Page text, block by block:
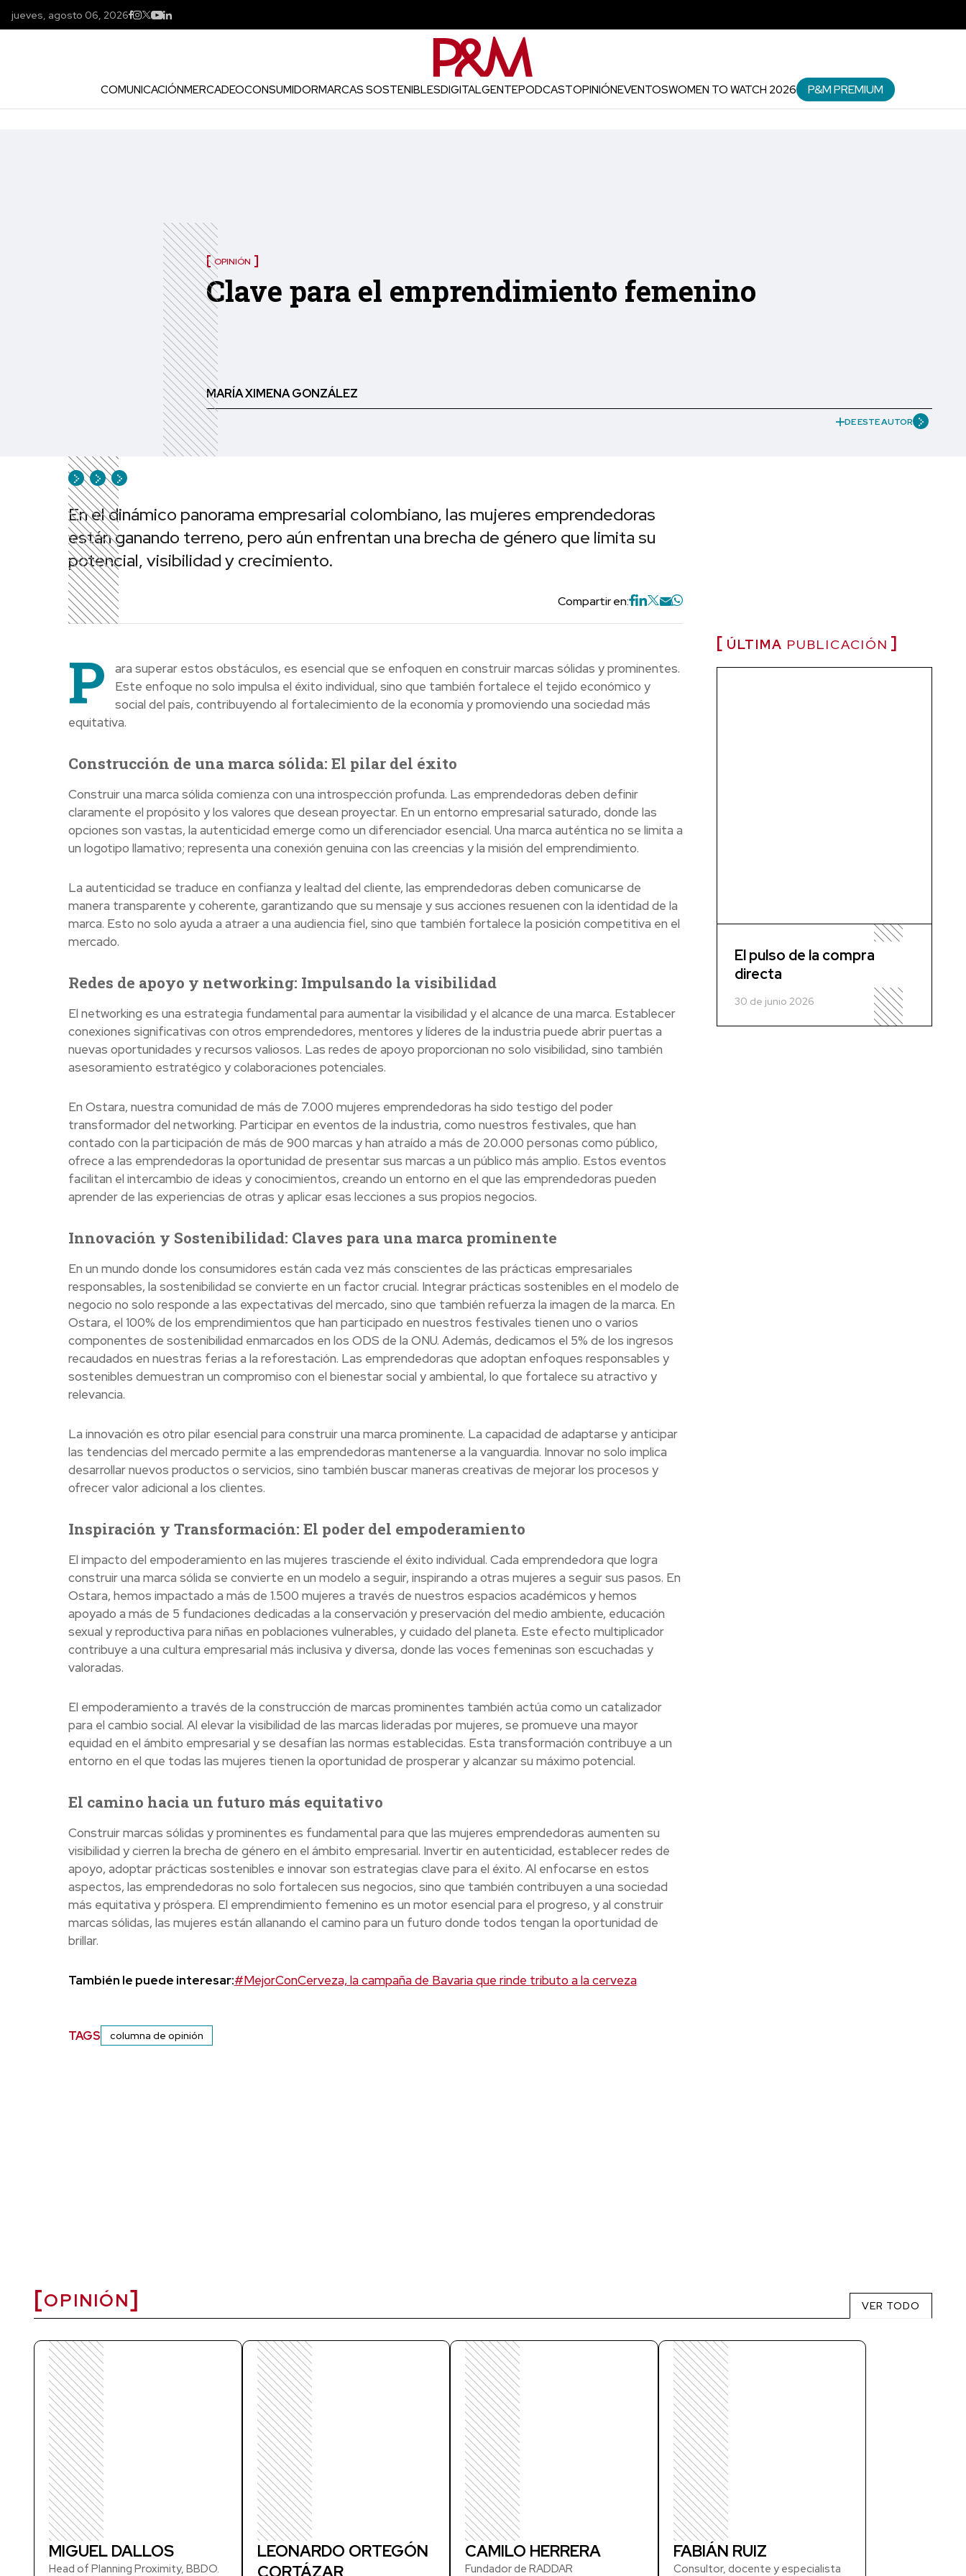
jueves, agosto 06, 2026
COMUNICACIÓNMERCADEOCONSUMIDORMARCAS SOSTENIBLESDIGITALGENTEPODCASTOPINIÓNEVENTOSWOMEN TO WATCH 2026 P&M PREMIUM
OPINIÓN
Clave para el emprendimiento femenino
MARÍA XIMENA GONZÁLEZ
DE ESTE AUTOR
En el dinámico panorama empresarial colombiano, las mujeres emprendedoras
están ganando terreno, pero aún enfrentan una brecha de género que limita su
potencial, visibilidad y crecimiento.
Compartir en:
P
ara superar estos obstáculos, es esencial que se enfoquen en construir marcas sólidas y prominentes.
Este enfoque no solo impulsa el éxito individual, sino que también fortalece el tejido económico y
social del país, contribuyendo al fortalecimiento de la economía y promoviendo una sociedad más
equitativa.
Construcción de una marca sólida: El pilar del éxito
Construir una marca sólida comienza con una introspección profunda. Las emprendedoras deben definir
claramente el propósito y los valores que desean proyectar. En un entorno empresarial saturado, donde las
opciones son vastas, la autenticidad emerge como un diferenciador esencial. Una marca auténtica no se limita a
un logotipo llamativo; representa una conexión genuina con las creencias y la misión del emprendimiento.
La autenticidad se traduce en confianza y lealtad del cliente, las emprendedoras deben comunicarse de
manera transparente y coherente, garantizando que su mensaje y sus acciones resuenen con la identidad de la
marca. Esto no solo ayuda a atraer a una audiencia fiel, sino que también fortalece la posición competitiva en el
mercado.
Redes de apoyo y networking: Impulsando la visibilidad
El networking es una estrategia fundamental para aumentar la visibilidad y el alcance de una marca. Establecer
conexiones significativas con otros emprendedores, mentores y líderes de la industria puede abrir puertas a
nuevas oportunidades y recursos valiosos. Las redes de apoyo proporcionan no solo visibilidad, sino también
asesoramiento estratégico y colaboraciones potenciales.
En Ostara, nuestra comunidad de más de 7.000 mujeres emprendedoras ha sido testigo del poder
transformador del networking. Participar en eventos de la industria, como nuestros festivales, que han
contado con la participación de más de 900 marcas y han atraído a más de 20.000 personas como público,
ofrece a las emprendedoras la oportunidad de presentar sus marcas a un público más amplio. Estos eventos
facilitan el intercambio de ideas y conocimientos, creando un entorno en el que las emprendedoras pueden
aprender de las experiencias de otras y aplicar esas lecciones a sus propios negocios.
Innovación y Sostenibilidad: Claves para una marca prominente
En un mundo donde los consumidores están cada vez más conscientes de las prácticas empresariales
responsables, la sostenibilidad se convierte en un factor crucial. Integrar prácticas sostenibles en el modelo de
negocio no solo responde a las expectativas del mercado, sino que también refuerza la imagen de la marca. En
Ostara, el 100% de los emprendimientos que han participado en nuestros festivales tienen uno o varios
componentes de sostenibilidad enmarcados en los ODS de la ONU. Además, dedicamos el 5% de los ingresos
recaudados en nuestras ferias a la reforestación. Las emprendedoras que adoptan enfoques responsables y
sostenibles demuestran un compromiso con el bienestar social y ambiental, lo que fortalece su atractivo y
relevancia.
La innovación es otro pilar esencial para construir una marca prominente. La capacidad de adaptarse y anticipar
las tendencias del mercado permite a las emprendedoras mantenerse a la vanguardia. Innovar no solo implica
desarrollar nuevos productos o servicios, sino también buscar maneras creativas de mejorar los procesos y
ofrecer valor adicional a los clientes.
Inspiración y Transformación: El poder del empoderamiento
El impacto del empoderamiento en las mujeres trasciende el éxito individual. Cada emprendedora que logra
construir una marca sólida se convierte en un modelo a seguir, inspirando a otras mujeres a seguir sus pasos. En
Ostara, hemos impactado a más de 1.500 mujeres a través de nuestros espacios académicos y hemos
apoyado a más de 5 fundaciones dedicadas a la conservación y preservación del medio ambiente, educación
sexual y reproductiva para niñas en poblaciones vulnerables, y cuidado del planeta. Este efecto multiplicador
contribuye a una cultura empresarial más inclusiva y diversa, donde las voces femeninas son escuchadas y
valoradas.
El empoderamiento a través de la construcción de marcas prominentes también actúa como un catalizador
para el cambio social. Al elevar la visibilidad de las marcas lideradas por mujeres, se promueve una mayor
equidad en el ámbito empresarial y se desafían las normas establecidas. Esta transformación contribuye a un
entorno en el que todas las mujeres tienen la oportunidad de prosperar y alcanzar su máximo potencial.
El camino hacia un futuro más equitativo
Construir marcas sólidas y prominentes es fundamental para que las mujeres emprendedoras aumenten su
visibilidad y cierren la brecha de género en el ámbito empresarial. Invertir en autenticidad, establecer redes de
apoyo, adoptar prácticas sostenibles e innovar son estrategias clave para el éxito. Al enfocarse en estos
aspectos, las emprendedoras no solo fortalecen sus negocios, sino que también contribuyen a una sociedad
más equitativa y próspera. El emprendimiento femenino es un motor esencial para el progreso, y al construir
marcas sólidas, las mujeres están allanando el camino para un futuro donde todos tengan la oportunidad de
brillar.
También le puede interesar:#MejorConCerveza, la campaña de Bavaria que rinde tributo a la cerveza
TAGS columna de opinión
ÚLTIMA PUBLICACIÓN
El pulso de la compra
directa
30 de junio 2026
OPINIÓN VER TODO
MIGUEL DALLOS
Head of Planning Proximity, BBDO.
LEONARDO ORTEGÓN
CORTÁZAR
CAMILO HERRERA
Fundador de RADDAR
FABIÁN RUIZ
Consultor, docente y especialista